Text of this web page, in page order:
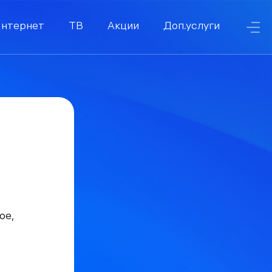
ТВ Акции Доп.услуги